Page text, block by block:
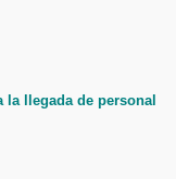
llegada de personal